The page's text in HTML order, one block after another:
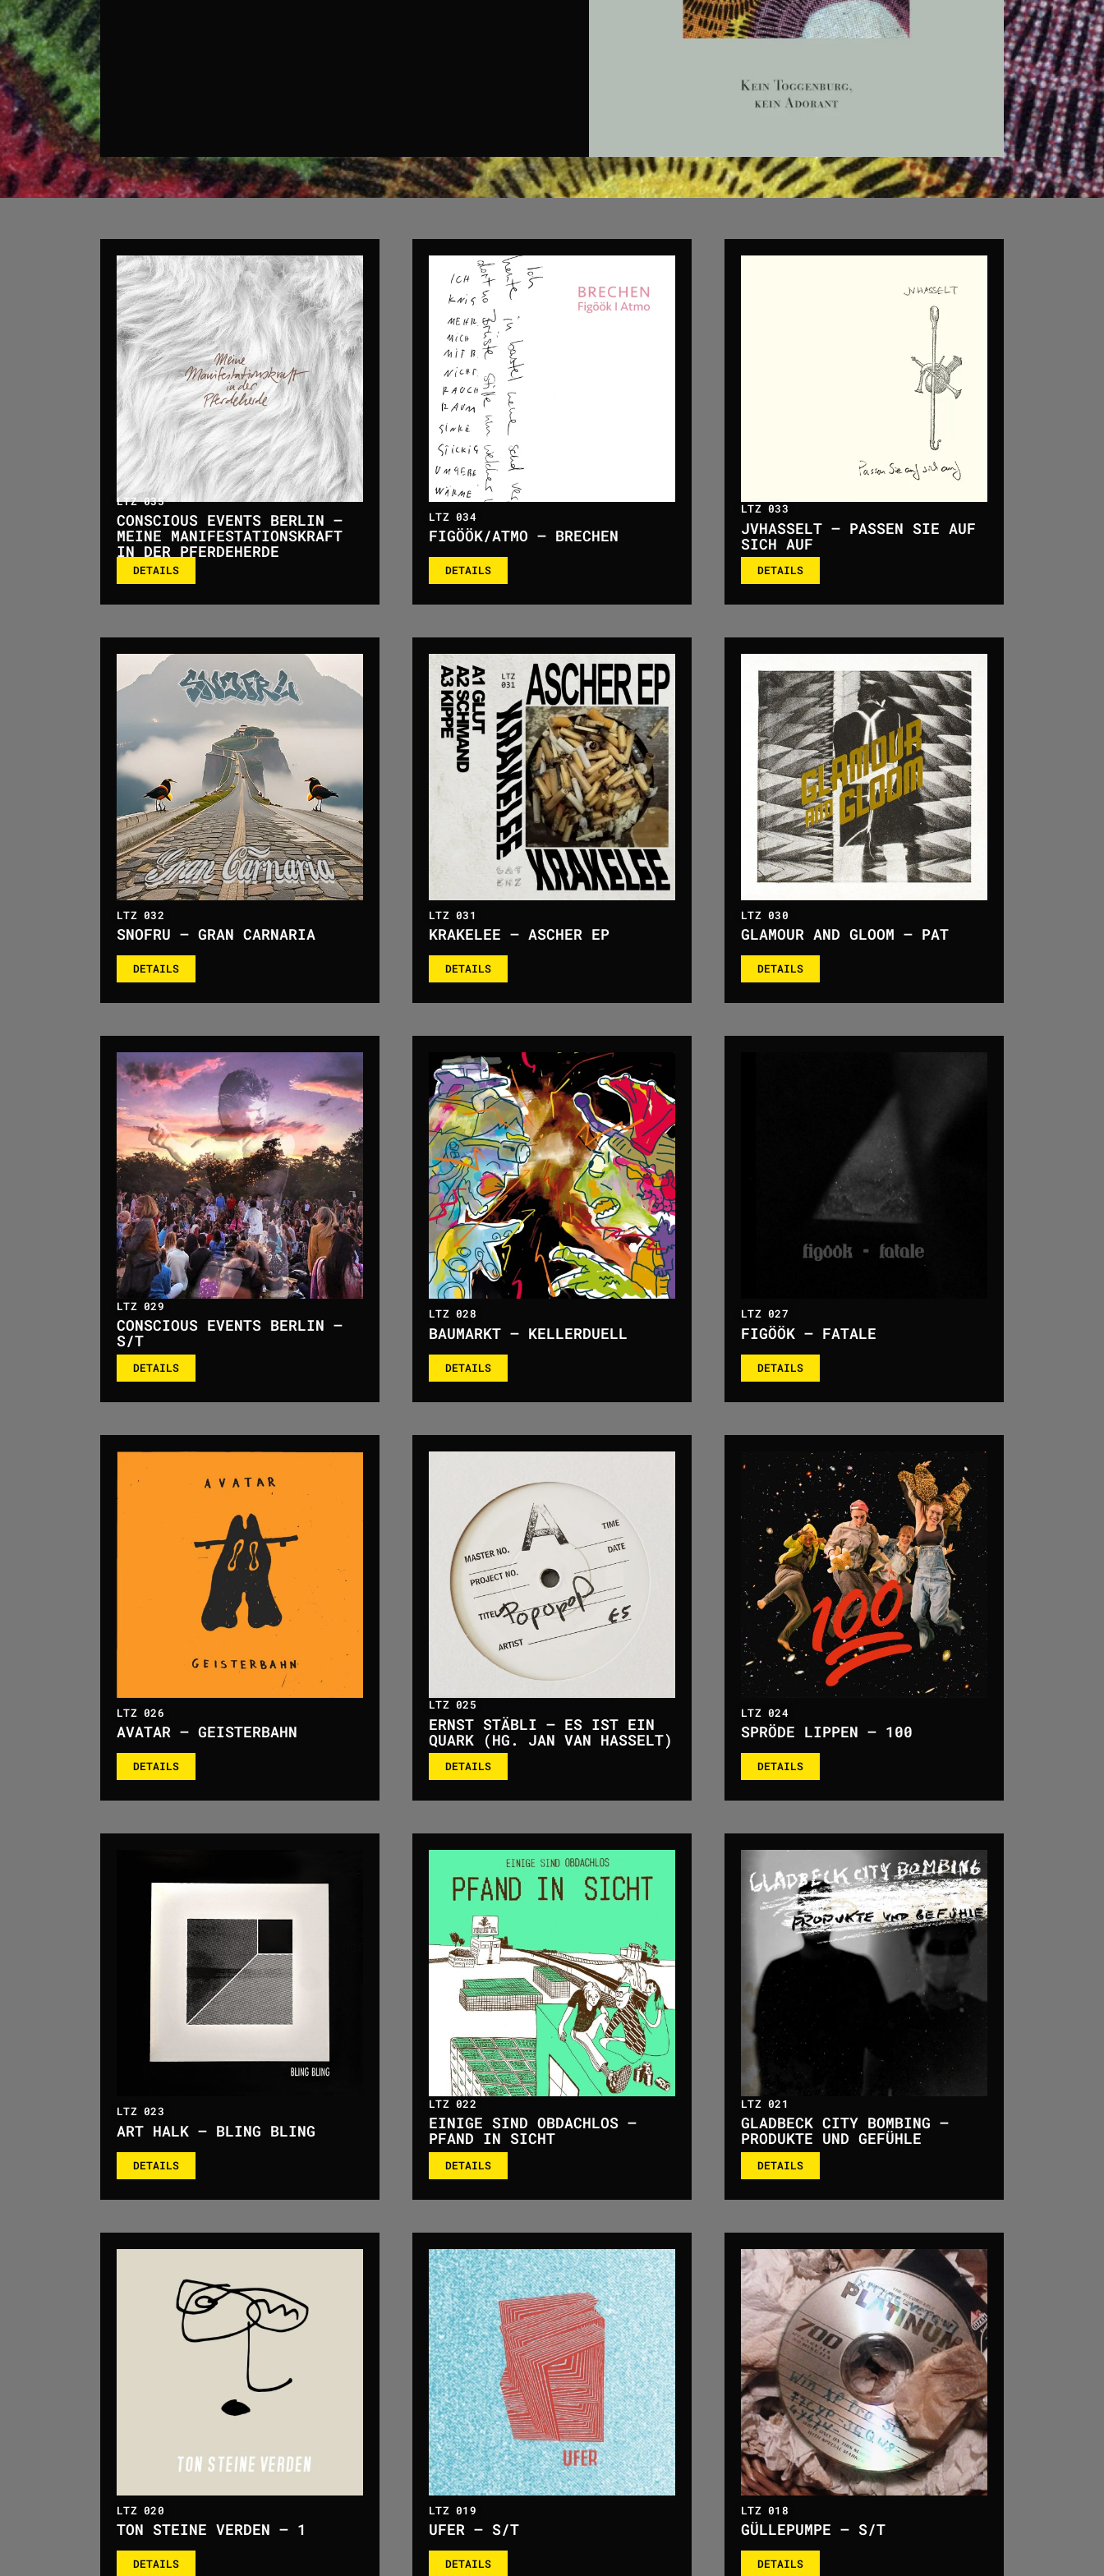
LTZ 035
CONSCIOUS EVENTS BERLIN –
MEINE MANIFESTATIONSKRAFT
IN DER PFERDEHERDE
DETAILS
LTZ 034
FIGÖÖK/ATMO – BRECHEN
DETAILS
LTZ 033
JVHASSELT – PASSEN SIE AUF
SICH AUF
DETAILS
LTZ 032
SNOFRU – GRAN CARNARIA
DETAILS
LTZ 031
KRAKELEE – ASCHER EP
DETAILS
LTZ 030
GLAMOUR AND GLOOM – PAT
DETAILS
LTZ 029
CONSCIOUS EVENTS BERLIN –
S/T
DETAILS
LTZ 028
BAUMARKT – KELLERDUELL
DETAILS
LTZ 027
FIGÖÖK – FATALE
DETAILS
LTZ 026
AVATAR – GEISTERBAHN
DETAILS
LTZ 025
ERNST STÄBLI – ES IST EIN
QUARK (HG. JAN VAN HASSELT)
DETAILS
LTZ 024
SPRÖDE LIPPEN – 100
DETAILS
LTZ 023
ART HALK – BLING BLING
DETAILS
LTZ 022
EINIGE SIND OBDACHLOS –
PFAND IN SICHT
DETAILS
LTZ 021
GLADBECK CITY BOMBING –
PRODUKTE UND GEFÜHLE
DETAILS
LTZ 020
TON STEINE VERDEN – 1
DETAILS
LTZ 019
UFER – S/T
DETAILS
LTZ 018
GÜLLEPUMPE – S/T
DETAILS